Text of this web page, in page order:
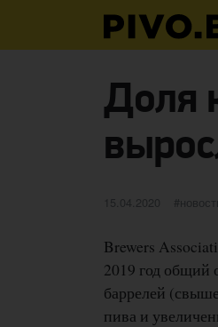
Доля
Опубликовано
15.04.2020
Brewers
2019 год общий
баррелей
пива и